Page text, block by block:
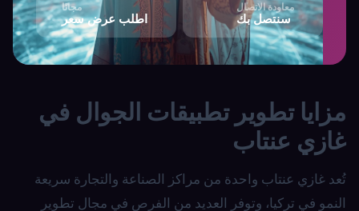
معاودة الاتصال
سنتصل بك
مجانًا
اطلب عرض سعر
مزايا تطوير تطبيقات الجوال في
غازي عنتاب
تُعد غازي عنتاب واحدة من مراكز الصناعة والتجارة سريعة
النمو في تركيا، وتوفر العديد من الفرص في مجال تطوير